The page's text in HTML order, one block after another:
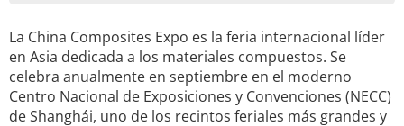
La China Composites Expo es la feria internacional líder
en Asia dedicada a los materiales compuestos. Se
celebra anualmente en septiembre en el moderno
Centro Nacional de Exposiciones y Convenciones (NECC)
de Shanghái, uno de los recintos feriales más grandes y